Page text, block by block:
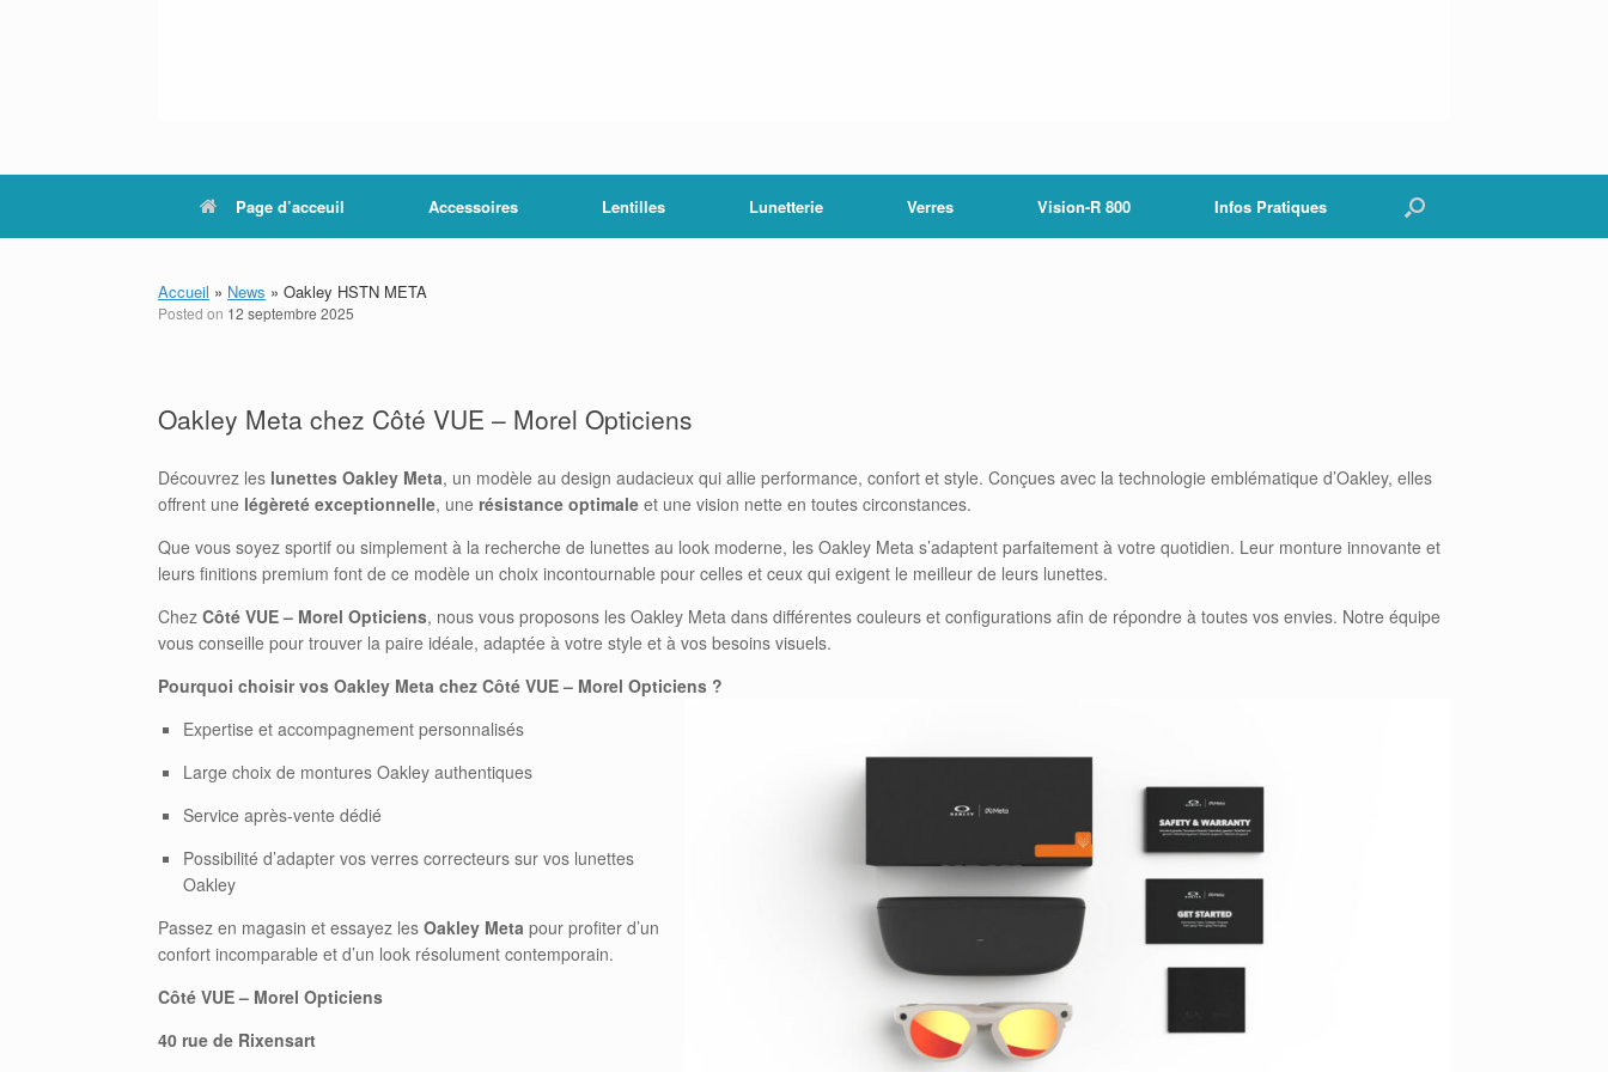
Page d’acceuil Accessoires Lentilles Lunetterie Verres Vision-R 800 Infos Pratiques
Accueil » News » Oakley HSTN META
Posted on 12 septembre 2025
Oakley Meta chez Côté VUE – Morel Opticiens
Découvrez les lunettes Oakley Meta, un modèle au design audacieux qui allie performance, confort et style. Conçues avec la technologie emblématique d’Oakley, elles
offrent une légèreté exceptionnelle, une résistance optimale et une vision nette en toutes circonstances.
Que vous soyez sportif ou simplement à la recherche de lunettes au look moderne, les Oakley Meta s’adaptent parfaitement à votre quotidien. Leur monture innovante et
leurs finitions premium font de ce modèle un choix incontournable pour celles et ceux qui exigent le meilleur de leurs lunettes.
Chez Côté VUE – Morel Opticiens, nous vous proposons les Oakley Meta dans différentes couleurs et configurations afin de répondre à toutes vos envies. Notre équipe
vous conseille pour trouver la paire idéale, adaptée à votre style et à vos besoins visuels.
Pourquoi choisir vos Oakley Meta chez Côté VUE – Morel Opticiens ?
Expertise et accompagnement personnalisés
Large choix de montures Oakley authentiques
Service après-vente dédié
Possibilité d’adapter vos verres correcteurs sur vos lunettes
Oakley
Passez en magasin et essayez les Oakley Meta pour profiter d’un
confort incomparable et d’un look résolument contemporain.
Côté VUE – Morel Opticiens
40 rue de Rixensart